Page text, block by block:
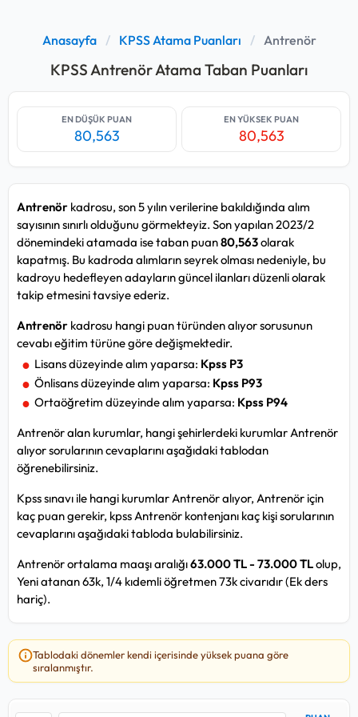
Anasayfa / KPSS Atama Puanları / Antrenör
KPSS Antrenör Atama Taban Puanları
EN DÜŞÜK PUAN
80,563
EN YÜKSEK PUAN
80,563
Antrenör kadrosu, son 5 yılın verilerine bakıldığında alım
sayısının sınırlı olduğunu görmekteyiz. Son yapılan 2023/2
dönemindeki atamada ise taban puan80,563olarak
kapatmış. Bu kadroda alımların seyrek olması nedeniyle, bu
kadroyu hedefleyen adayların güncel ilanları düzenli olarak
takip etmesini tavsiye ederiz.
Antrenör kadrosu hangi puan türünden alıyor sorusunun
cevabı eğitim türüne göre değişmektedir.
Lisans düzeyinde alım yaparsa: Kpss P3
Önlisans düzeyinde alım yaparsa: Kpss P93
Ortaöğretim düzeyinde alım yaparsa: Kpss P94
Antrenör alan kurumlar, hangi şehirlerdeki kurumlar Antrenör
alıyor sorularının cevaplarını aşağıdaki tablodan
öğrenebilirsiniz.
Kpss sınavı ile hangi kurumlar Antrenör alıyor, Antrenör için
kaç puan gerekir, kpss Antrenör kontenjanı kaç kişi sorularının
cevaplarını aşağıdaki tabloda bulabilirsiniz.
Antrenör ortalama maaşı aralığı63.000 TL - 73.000 TLolup,
Yeni atanan 63k, 1/4 kıdemli öğretmen 73k civarıdır (Ek ders
hariç).
Tablodaki dönemler kendi içerisinde yüksek puana göre
sıralanmıştır.